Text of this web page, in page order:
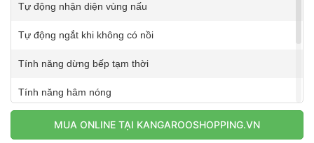
Tự động nhận diện vùng nấu
Tự động ngắt khi không có nồi
Tính năng dừng bếp tạm thời
Tính năng hâm nóng
Hẹn giờ, khóa phím
MUA ONLINE TẠI KANGAROOSHOPPING.VN